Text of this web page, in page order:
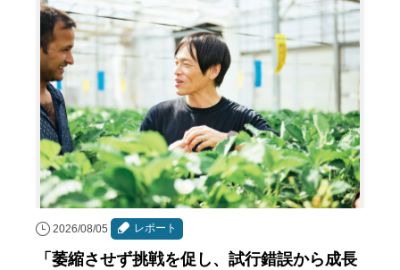
2026/08/05 レポート
「萎縮させず挑戦を促し、試行錯誤から成長